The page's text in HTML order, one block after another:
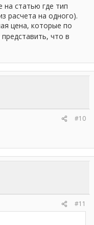
на статью где тип
расчета на одного).
цена, которые по
что в
#10
#11